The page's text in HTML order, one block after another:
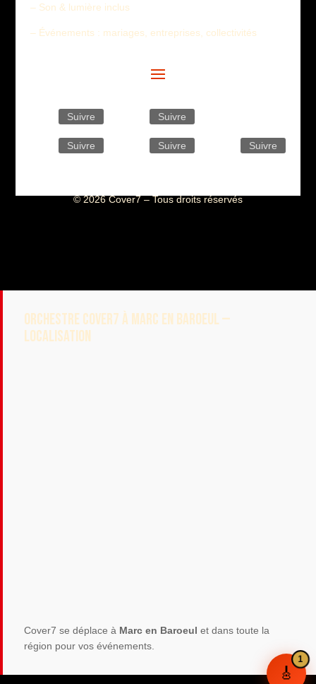
– Son & lumière inclus
– Événements : mariages, entreprises, collectivités
Suivre Suivre
Suivre Suivre Suivre
© 2026 Cover7 – Tous droits réservés
ORCHESTRE COVER7 À MARC EN BAROEUL —
LOCALISATION
Cover7 se déplace à Marc en Baroeul et dans toute la
région pour vos événements.
🎸